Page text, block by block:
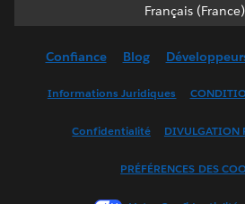
Français (France)
Français (France)
English (UK)
Français
Confiance Blog
Informations Juridiques
Confidentialité DIVULGATION
PRÉFÉRENCES DES